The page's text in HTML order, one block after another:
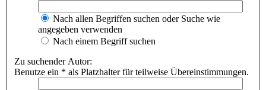
Nach allen Begriffen suchen oder Suche wie
angegeben verwenden
Nach einem Begriff suchen
Zu suchender Autor:
Benutze ein * als Platzhalter für teilweise Übereinstimmungen.